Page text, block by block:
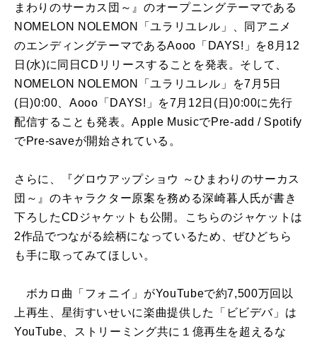
まわりのサーカス団～』のオープニングテーマである
NOMELON NOLEMON「ユラリユレル」、同アニメ
のエンディングテーマであるAooo「DAYS!」を8月12
日(水)に同日CDリリースすることを発表。そして、
NOMELON NOLEMON「ユラリユレル」を7月5日
(日)0:00、Aooo「DAYS!」を7月12日(日)0:00に先行
配信することも発表。Apple MusicでPre-add / Spotify
でPre-saveが開始されている。
さらに、『グロウアップショウ ～ひまわりのサーカス
団～』のキャラクター原案を務める深崎暮人氏が書き
下ろしたCDジャケットも公開。こちらのジャケットは
2作品でつながる絵柄になっているため、ぜひどちら
も手に取ってみてほしい。
ボカロ曲「フォニイ」がYouTubeで約7,500万回以
上再生、星街すいせいに楽曲提供した「ビビデバ」は
YouTube、ストリーミング共に１億再生を超えるな